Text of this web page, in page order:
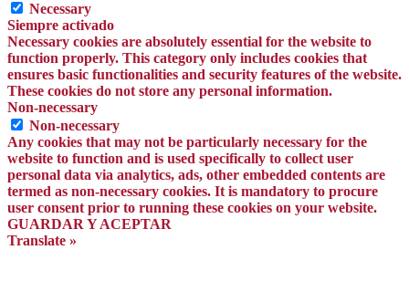
Necessary
Siempre activado
Necessary cookies are absolutely essential for the website to
function properly. This category only includes cookies that
ensures basic functionalities and security features of the website.
These cookies do not store any personal information.
Non-necessary
Non-necessary
Any cookies that may not be particularly necessary for the
website to function and is used specifically to collect user
personal data via analytics, ads, other embedded contents are
termed as non-necessary cookies. It is mandatory to procure
user consent prior to running these cookies on your website.
GUARDAR Y ACEPTAR
Translate »